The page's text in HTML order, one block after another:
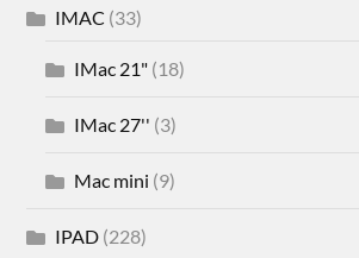
IMAC (33)
IMac 21" (18)
IMac 27'' (3)
Mac mini (9)
IPAD (228)